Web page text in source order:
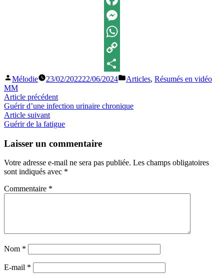
Facebook
Messenger
WhatsApp
Copy
Link
Partager
Publié
par
Mélodie 23/02/202222/06/2024
Publié
Articles, Résumés en vidéo
MM
Navigation
de
l’article
Article précédentArticle
précédent :
Guérir d’une infection urinaire chronique
Article suivantArticle
suivant
Guérir de la fatigue
Laisser un commentaire
Votre adresse e-mail ne sera pas publiée. Les champs obligatoires
sont indiqués avec *
Commentaire *
Nom *
E-mail *